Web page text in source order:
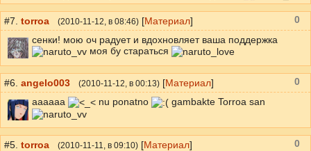
#7. torroa (2010-11-12 , в 08:46) [Материал]
сенки! мою оч радует и вдохновляет ваша поддержка
моя бу стараться
0
#6. angelo003 (2010-11-12 , в 00:13) [Материал]
aaaaaa
nu ponatno gambakte Torroa san
0
#5. torroa (2010-11-11 , в 09:10) [Материал]
0